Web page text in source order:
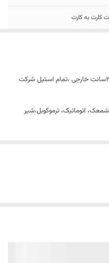
کارت به کارت
بخاری قارچی مخزن دار،ارتفاع۲متر، ۲/۲۰سانت خارجی ،تمام استیل شرکت
اتوماتیک، ترموکوبل،شیر